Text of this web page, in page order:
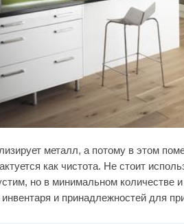
металл, а потому в этом
как чистота. Не стоит
но в минимальном количестве
и принадлежностей для